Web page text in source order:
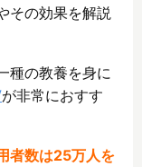
その効果を解説
種の教養を身に
が非常におすす
者数は25万人を